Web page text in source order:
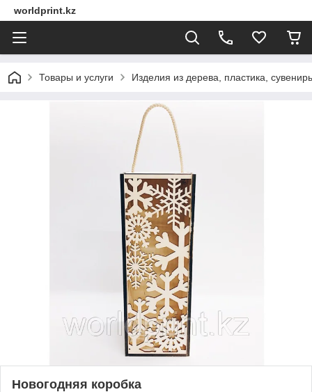
worldprint.kz
Товары и услуги Изделия из дерева, пластика,
Новогодняя коробка